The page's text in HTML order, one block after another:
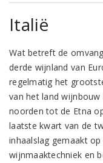
Italië
Wat betreft de
derde wijnland van
regelmatig het
van het land wijnbouw
noorden tot de Etna
laatste kwart van de
inhaalslag gemaakt
wijnmaaktechniek en